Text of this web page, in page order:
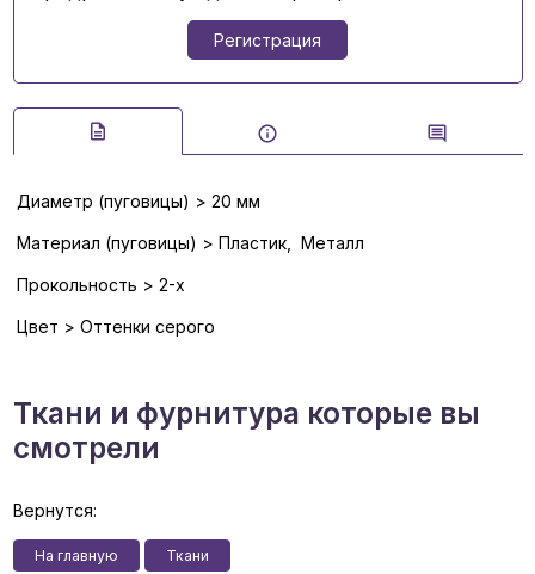
Регистрация
Диаметр (пуговицы) > 20 мм
Материал (пуговицы) > Пластик, Металл
Прокольность > 2-х
Цвет > Оттенки серого
Ткани и фурнитура которые вы
смотрели
Вернутся:
На главную Ткани